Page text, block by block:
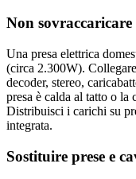
Non sovraccaricare
Una presa elettrica
(circa 2.300W).
decoder, stereo,
presa è calda al tatto o la
Distribuisci i carichi su
integrata.
Sostituire prese e